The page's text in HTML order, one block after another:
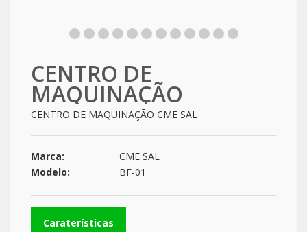
CENTRO DE
MAQUINAÇÃO
CENTRO DE MAQUINAÇÃO CME SAL
Marca:
CME SAL
Modelo:
BF-01
Caraterísticas